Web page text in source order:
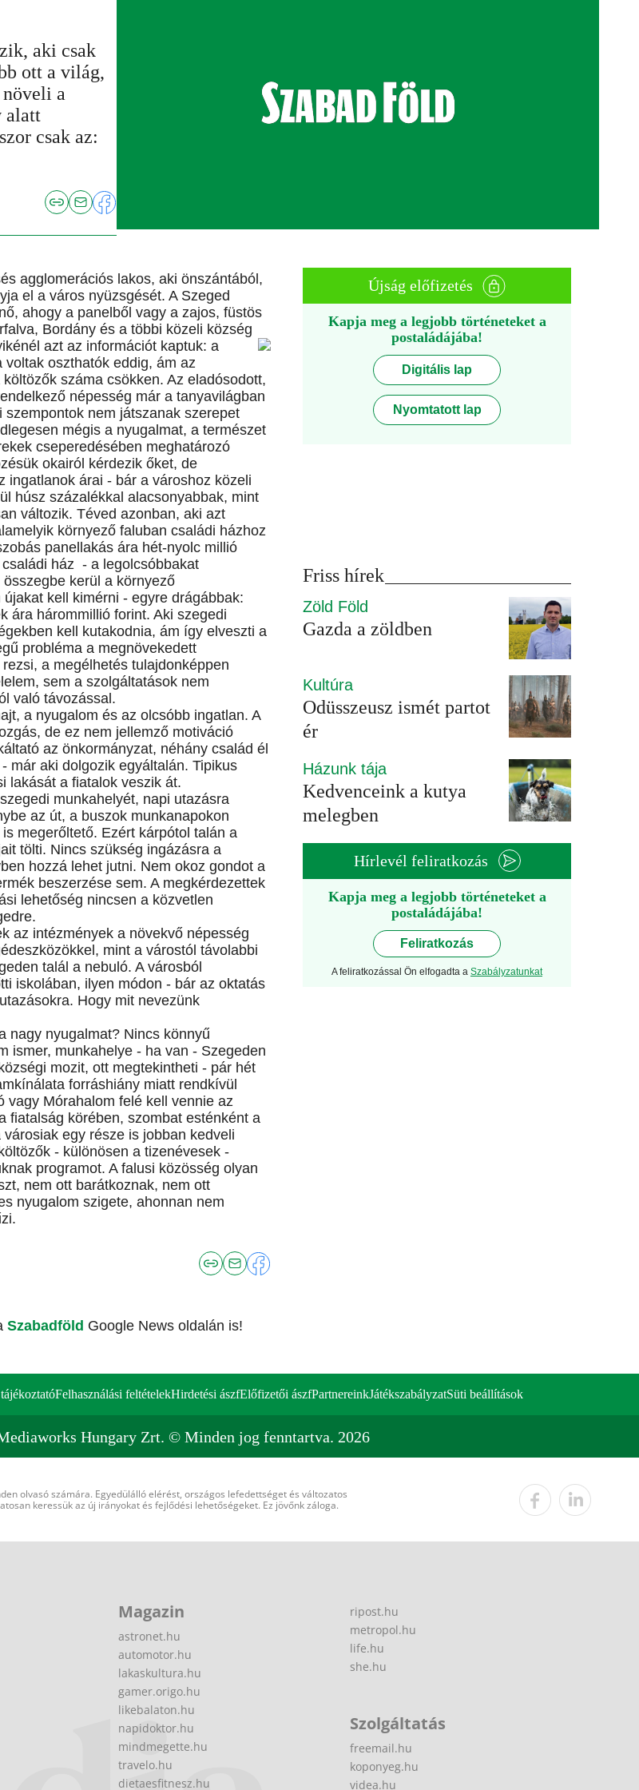
aki csak
ott a világ,
a
alatt
csak az:
agglomerációs lakos, aki önszántából,
el a város nyüzsgését. A Szeged
ahogy a panelből vagy a zajos, füstös
Bordány és a többi közeli község
azt az információt kaptuk: a
oszthatók eddig, ám az
száma csökken. Az eladósodott,
népesség már a tanyavilágban
nem játszanak szerepet
mégis a nyugalmat, a természet
cseperedésében meghatározó
okairól kérdezik őket, de
ingatlanok árai - bár a városhoz közeli
húsz százalékkal alacsonyabbak, mint
változik. Téved azonban, aki azt
környező faluban családi házhoz
panellakás ára hét-nyolc millió
ház - a legolcsóbbakat
kerül a környező
kell kimérni - egyre drágábbak:
ára hárommillió forint. Aki szegedi
kell kutakodnia, ám így elveszti a
probléma a megnövekedett
a megélhetés tulajdonképpen
sem a szolgáltatások nem
való távozással.
a nyugalom és az olcsóbb ingatlan. A
de ez nem jellemző motiváció
az önkormányzat, néhány család él
már aki dolgozik egyáltalán. Tipikus
lakását a fiatalok veszik át.
munkahelyét, napi utazásra
az út, a buszok munkanapokon
megerőltető. Ezért kárpótol talán a
tölti. Nincs szükség ingázásra a
hozzá lehet jutni. Nem okoz gondot a
beszerzése sem. A megkérdezettek
lehetőség nincsen a közvetlen
az intézmények a növekvő népesség
mint a várostól távolabbi
talál a nebuló. A városból
iskolában, ilyen módon - bár az oktatás
Hogy mit nevezünk
nagy nyugalmat? Nincs könnyű
ismer, munkahelye - ha van - Szegeden
mozit, ott megtekintheti - pár hét
forráshiány miatt rendkívül
vagy Mórahalom felé kell vennie az
fiatalság körében, szombat esténként a
egy része is jobban kedveli
- különösen a tizenévesek -
programot. A falusi közösség olyan
nem ott barátkoznak, nem ott
nyugalom szigete, ahonnan nem
Szabadföld Google News oldalán is!
Újság előfizetés
Kapja meg a legjobb történeteket a
postaládájába!
Digitális lap
Nyomtatott lap
Friss hírek
Zöld Föld
Gazda a zöldben
Kultúra
Odüsszeusz ismét partot
ér
Házunk tája
Kedvenceink a kutya
melegben
Hírlevél feliratkozás
Kapja meg a legjobb történeteket a
postaládájába!
Feliratkozás
A feliratkozással Ön elfogadta a Szabályzatunkat
Felhasználási feltételekHirdetési ászfElőfizetői ászfPartnereinkJátékszabályzatSüti beállítások
Hungary Zrt. © Minden jog fenntartva. 2026
olvasó számára. Egyedülálló elérést, országos lefedettséget és változatos
keressük az új irányokat és fejlődési lehetőségeket. Ez jövőnk záloga.
Magazin
astronet.hu
automotor.hu
lakaskultura.hu
gamer.origo.hu
likebalaton.hu
napidoktor.hu
mindmegette.hu
travelo.hu
dietaesfitnesz.hu
ripost.hu
metropol.hu
life.hu
she.hu
Szolgáltatás
freemail.hu
koponyeg.hu
videa.hu